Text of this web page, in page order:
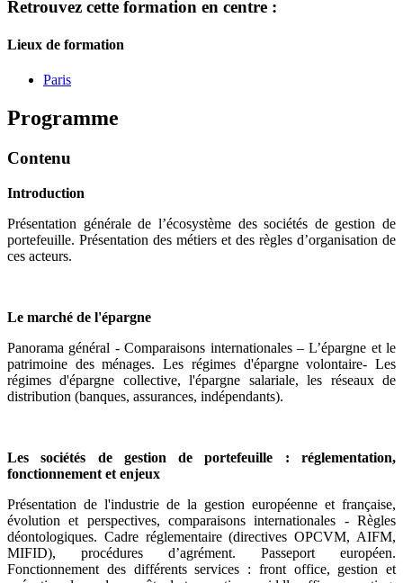
Retrouvez cette formation en centre :
Lieux de formation
Paris
Programme
Contenu
Introduction
Présentation générale de l’écosystème des sociétés de gestion de
portefeuille. Présentation des métiers et des règles d’organisation de
ces acteurs.
Le marché de l'épargne
Panorama général - Comparaisons internationales – L’épargne et le
patrimoine des ménages. Les régimes d'épargne volontaire- Les
régimes d'épargne collective, l'épargne salariale, les réseaux de
distribution (banques, assurances, indépendants).
Les sociétés de gestion de portefeuille : réglementation,
fonctionnement et enjeux
Présentation de l'industrie de la gestion européenne et française,
évolution et perspectives, comparaisons internationales - Règles
déontologiques. Cadre réglementaire (directives OPCVM, AIFM,
MIFID), procédures d’agrément. Passeport européen.
Fonctionnement des différents services : front office, gestion et